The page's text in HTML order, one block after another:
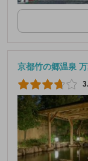
京都竹の郷温泉